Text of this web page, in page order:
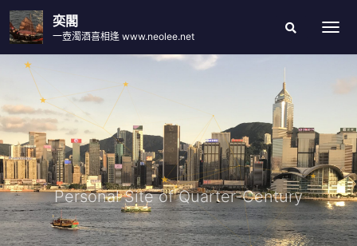
Skip
to
content
奕閣
一壺濁酒喜相逢 www.neolee.net
Personal Site of Quarter-Century